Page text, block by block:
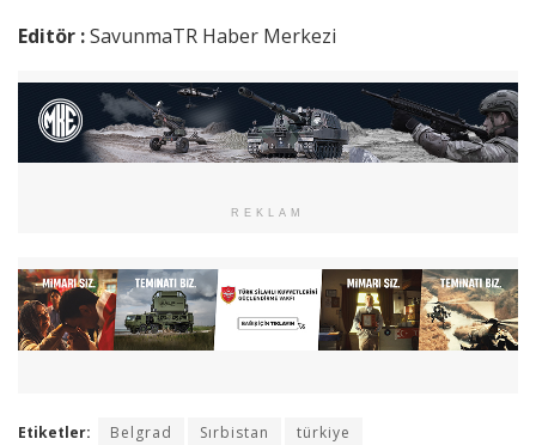
Editör :SavunmaTR Haber Merkezi
REKLAM
Etiketler: Belgrad Sırbistan türkiye